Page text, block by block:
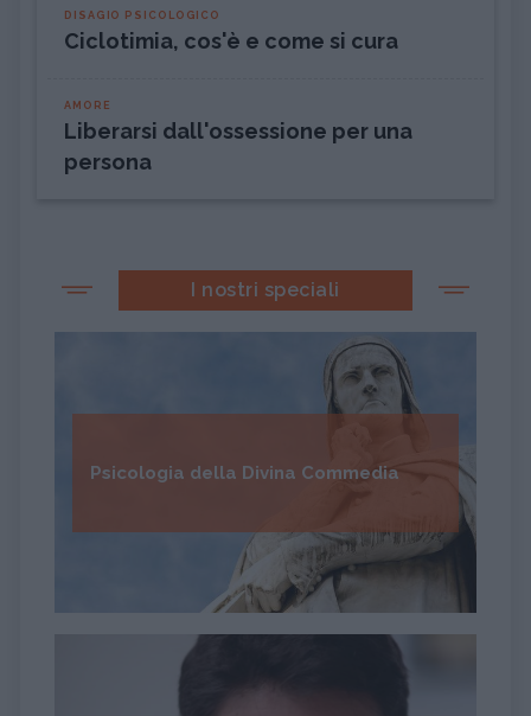
DISAGIO PSICOLOGICO
Ciclotimia, cos'è e come si cura
AMORE
Liberarsi dall'ossessione per una
persona
I nostri speciali
Psicologia della Divina Commedia